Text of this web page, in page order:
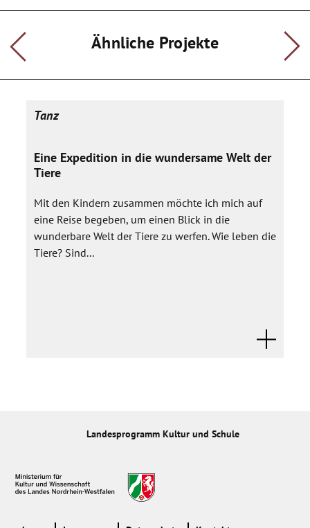
Ähnliche Projekte
Tanz
Eine Expedition in die wundersame Welt der
Tiere
Mit den Kindern zusammen möchte ich mich auf
eine Reise begeben, um einen Blick in die
wunderbare Welt der Tiere zu werfen. Wie leben die
Tiere? Sind...
Landesprogramm Kultur und Schule